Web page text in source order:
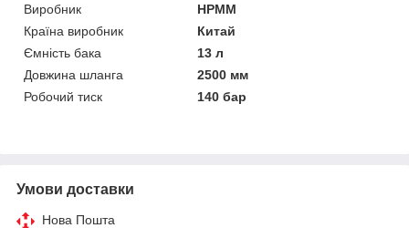
Виробник
HPMM
Країна виробник
Китай
Ємність бака
13 л
Довжина шланга
2500 мм
Робочий тиск
140 бар
Умови доставки
Нова Пошта